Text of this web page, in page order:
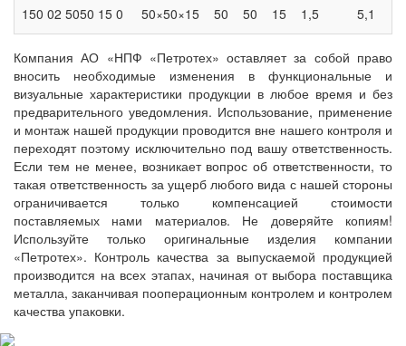
150 02 5050 15 0
50×50×15 50 50 15 1,5 5,1
Компания АО «НПФ «Петротех» оставляет за собой право
вносить необходимые изменения в функциональные и
визуальные характеристики продукции в любое время и без
предварительного уведомления. Использование, применение
и монтаж нашей продукции проводится вне нашего контроля и
переходят поэтому исключительно под вашу ответственность.
Если тем не менее, возникает вопрос об ответственности, то
такая ответственность за ущерб любого вида с нашей стороны
ограничивается только компенсацией стоимости
поставляемых нами материалов. Не доверяйте копиям!
Используйте только оригинальные изделия компании
«Петротех». Контроль качества за выпускаемой продукцией
производится на всех этапах, начиная от выбора поставщика
металла, заканчивая пооперационным контролем и контролем
качества упаковки.